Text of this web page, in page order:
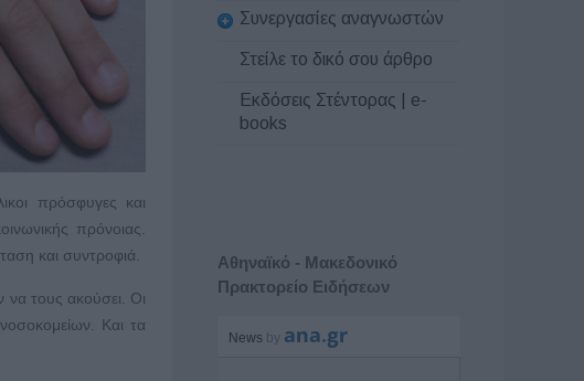
πρόσφυγες και
πρόνοιας.
και συντροφιά.
να τους ακούσει. Οι
Και τα
Συνεργασίες αναγνωστών
Στείλε το δικό σου άρθρο
Εκδόσεις Στέντορας | e-
books
Αθηναϊκό - Μακεδονικό
Πρακτορείο Ειδήσεων